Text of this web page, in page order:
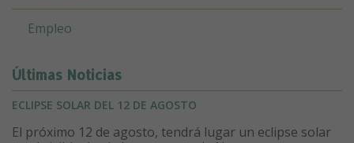
Empleo
Últimas Noticias
ECLIPSE SOLAR DEL 12 DE AGOSTO
El próximo 12 de agosto, tendrá lugar un eclipse solar